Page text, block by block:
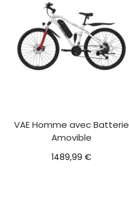
VAE Homme avec Batterie
Amovible
1489,99 €